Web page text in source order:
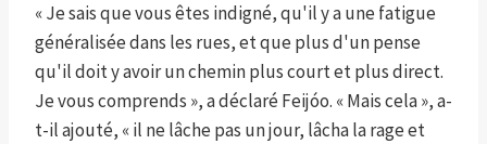
« Je sais que vous êtes indigné, qu'il y a une fatigue
généralisée dans les rues, et que plus d'un pense
qu'il doit y avoir un chemin plus court et plus direct.
Je vous comprends », a déclaré Feijóo. « Mais cela », a-
t-il ajouté, « il ne lâche pas un jour, lâcha la rage et